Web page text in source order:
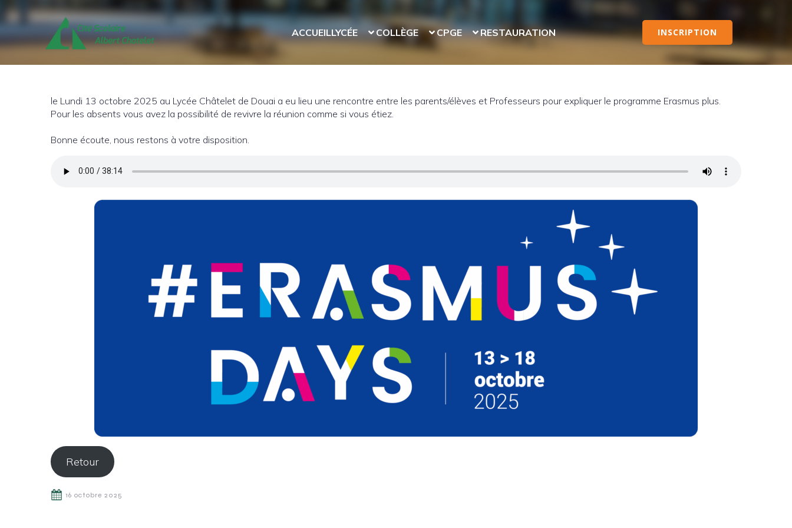
ACCUEILLYCÉE COLLÈGE CPGE RESTAURATION INSCRIPTION
le Lundi 13 octobre 2025 au Lycée Châtelet de Douai a eu lieu une rencontre entre les parents/élèves et Professeurs pour expliquer le programme Erasmus plus.
Pour les absents vous avez la possibilité de revivre la réunion comme si vous étiez.
Bonne écoute, nous restons à votre disposition.
Retour
16 octobre 2025